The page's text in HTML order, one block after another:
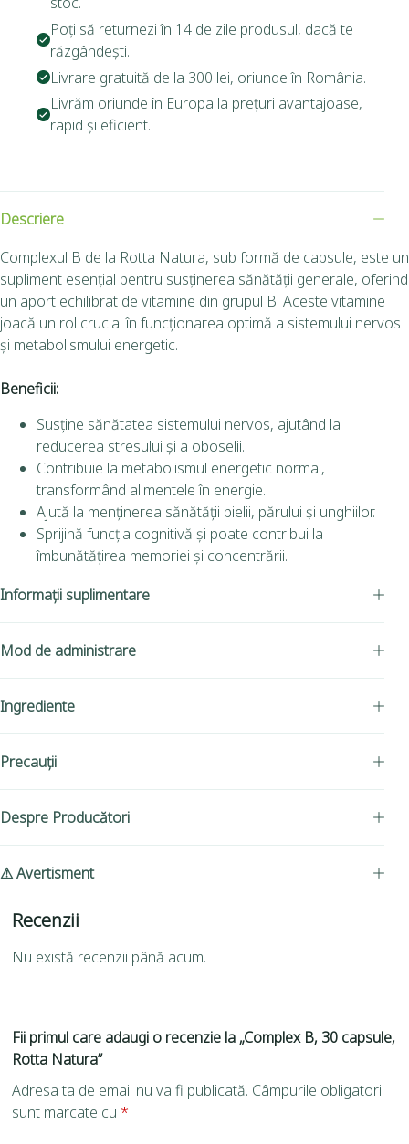
Poți să returnezi în 14 de zile produsul, dacă te
răzgândești.
Livrare gratuită de la 300 lei, oriunde în România.
Livrăm oriunde în Europa la prețuri avantajoase,
rapid și eficient.
Descriere
Complexul B de la Rotta Natura, sub formă de capsule, este un
supliment esențial pentru susținerea sănătății generale, oferind
un aport echilibrat de vitamine din grupul B. Aceste vitamine
joacă un rol crucial în funcționarea optimă a sistemului nervos
și metabolismului energetic.
Beneficii:
Susține sănătatea sistemului nervos, ajutând la
reducerea stresului și a oboselii.
Contribuie la metabolismul energetic normal,
transformând alimentele în energie.
Ajută la menținerea sănătății pielii, părului și unghiilor.
Sprijină funcția cognitivă și poate contribui la
îmbunătățirea memoriei și concentrării.
Informații suplimentare
Mod de administrare
Ingrediente
Precauții
Despre Producători
⚠ Avertisment
Recenzii
Nu există recenzii până acum.
Fii primul care adaugi o recenzie la „Complex B, 30 capsule,
Rotta Natura”
Adresa ta de email nu va fi publicată. Câmpurile obligatorii
sunt marcate cu *